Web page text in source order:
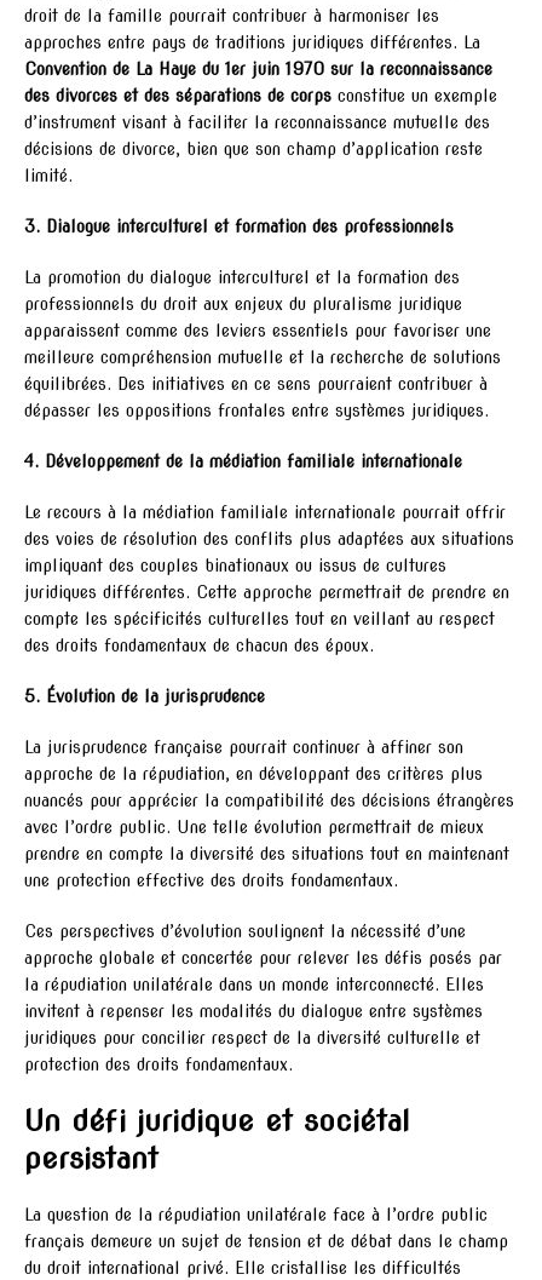
droit de la famille pourrait contribuer à harmoniser les
approches entre pays de traditions juridiques différentes. La
Convention de La Haye du 1er juin 1970 sur la reconnaissance
des divorces et des séparations de corps constitue un exemple
d’instrument visant à faciliter la reconnaissance mutuelle des
décisions de divorce, bien que son champ d’application reste
limité.
3. Dialogue interculturel et formation des professionnels
La promotion du dialogue interculturel et la formation des
professionnels du droit aux enjeux du pluralisme juridique
apparaissent comme des leviers essentiels pour favoriser une
meilleure compréhension mutuelle et la recherche de solutions
équilibrées. Des initiatives en ce sens pourraient contribuer à
dépasser les oppositions frontales entre systèmes juridiques.
4. Développement de la médiation familiale internationale
Le recours à la médiation familiale internationale pourrait offrir
des voies de résolution des conflits plus adaptées aux situations
impliquant des couples binationaux ou issus de cultures
juridiques différentes. Cette approche permettrait de prendre en
compte les spécificités culturelles tout en veillant au respect
des droits fondamentaux de chacun des époux.
5. Évolution de la jurisprudence
La jurisprudence française pourrait continuer à affiner son
approche de la répudiation, en développant des critères plus
nuancés pour apprécier la compatibilité des décisions étrangères
avec l’ordre public. Une telle évolution permettrait de mieux
prendre en compte la diversité des situations tout en maintenant
une protection effective des droits fondamentaux.
Ces perspectives d’évolution soulignent la nécessité d’une
approche globale et concertée pour relever les défis posés par
la répudiation unilatérale dans un monde interconnecté. Elles
invitent à repenser les modalités du dialogue entre systèmes
juridiques pour concilier respect de la diversité culturelle et
protection des droits fondamentaux.
Un défi juridique et sociétal
persistant
La question de la répudiation unilatérale face à l’ordre public
français demeure un sujet de tension et de débat dans le champ
du droit international privé. Elle cristallise les difficultés